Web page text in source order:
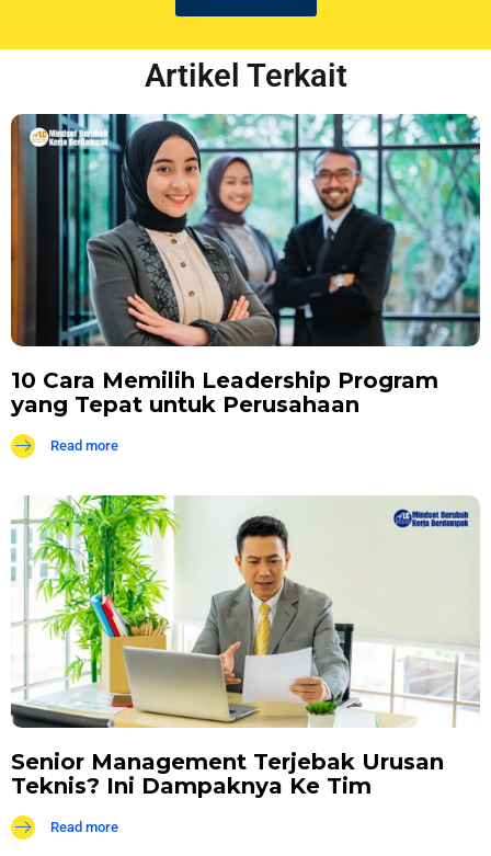
Artikel Terkait
10 Cara Memilih Leadership Program
yang Tepat untuk Perusahaan
Read more
Senior Management Terjebak Urusan
Teknis? Ini Dampaknya Ke Tim
Read more